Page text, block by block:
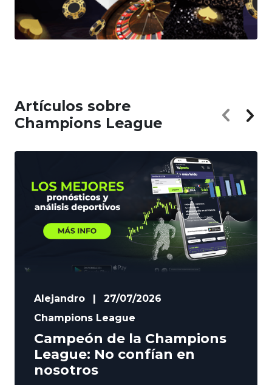
Artículos sobre
Champions League
Alejandro
27/07/2026
Champions League
Campeón de la Champions
League: No confían en
nosotros